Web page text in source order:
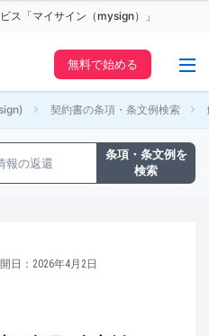
ス「マイサイン（mysign）」
無料で始める
契約書の条項・条文例検索
条項・条文例を
検索
日：2026年4月2日